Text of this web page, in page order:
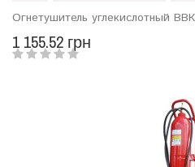
Огнетушитель углекислотный
1 155.52 грн